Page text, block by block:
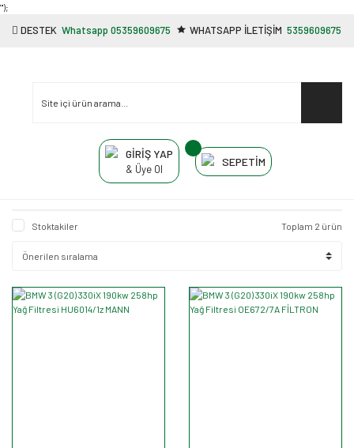
"');
DESTEK Whatsapp 05359609675 WHATSAPP İLETİŞİM 5359609675
GİRİŞ YAP
& Üye Ol
SEPETİM
Stoktakiler Toplam 2 ürün